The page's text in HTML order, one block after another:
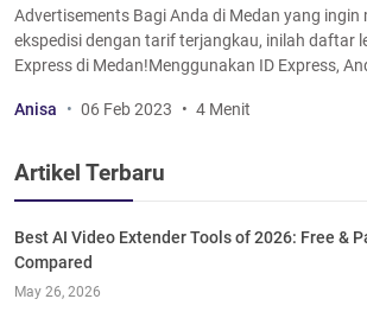
Advertisements Bagi Anda di Medan yang ingin
ekspedisi dengan tarif terjangkau, inilah daftar
Express di Medan!Menggunakan ID Express,
Anisa 06 Feb 2023 4 Menit
Artikel Terbaru
Best AI Video Extender Tools of 2026: Free &
Compared
May 26, 2026